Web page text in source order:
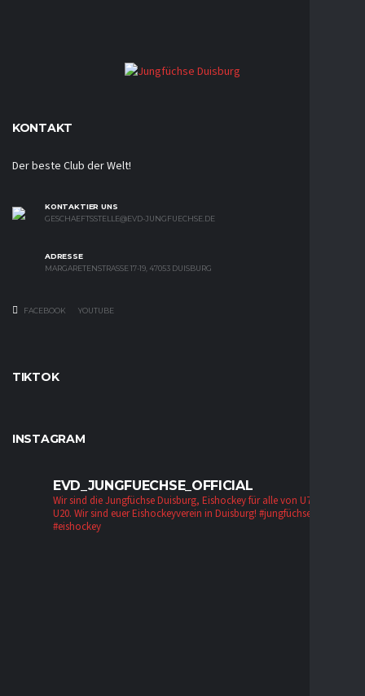
KONTAKT
Der beste Club der Welt!
KONTAKTIER UNS
GESCHAEFTSSTELLE@EVD-JUNGFUECHSE.DE
ADRESSE
MARGARETENSTRASSE 17-19, 47053 DUISBURG
FACEBOOK YOUTUBE
TIKTOK
INSTAGRAM
EVD_JUNGFUECHSE_OFFICIAL
Wir sind die Jungfüchse Duisburg, Eishockey für alle von U7 bis zur
U20. Wir sind euer Eishockeyverein in Duisburg! #jungfüchse #evd
#eishockey